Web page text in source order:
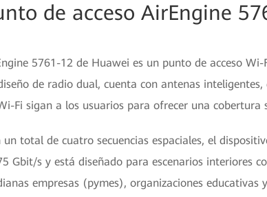
de acceso AirEngine
5761-12 de Huawei es un punto de acceso
de radio dual, cuenta con antenas inteligentes,
Fi sigan a los usuarios para ofrecer una cobertura
un total de cuatro secuencias espaciales, el
Gbit/s y está diseñado para escenarios interiores
empresas (pymes), organizaciones educativas